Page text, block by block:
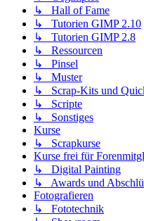
↳ Hall of Fame
↳ Tutorien GIMP 2.10
↳ Tutorien GIMP 2.8
↳ Ressourcen
↳ Pinsel
↳ Muster
↳ Scrap-Kits und
↳ Scripte
↳ Sonstiges
Kurse
↳ Scrapkurse
Kurse frei für
↳ Digital Painting
↳ Awards und
Fotografieren
↳ Fototechnik